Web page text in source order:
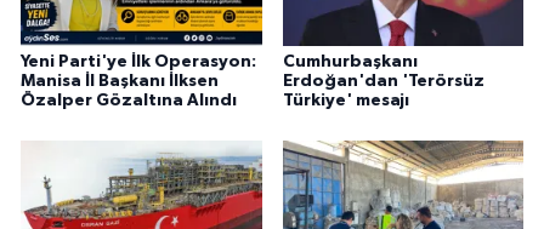
Yeni Parti'ye İlk Operasyon:
Manisa İl Başkanı İlksen
Özalper Gözaltına Alındı
Cumhurbaşkanı
Erdoğan'dan 'Terörsüz
Türkiye' mesajı